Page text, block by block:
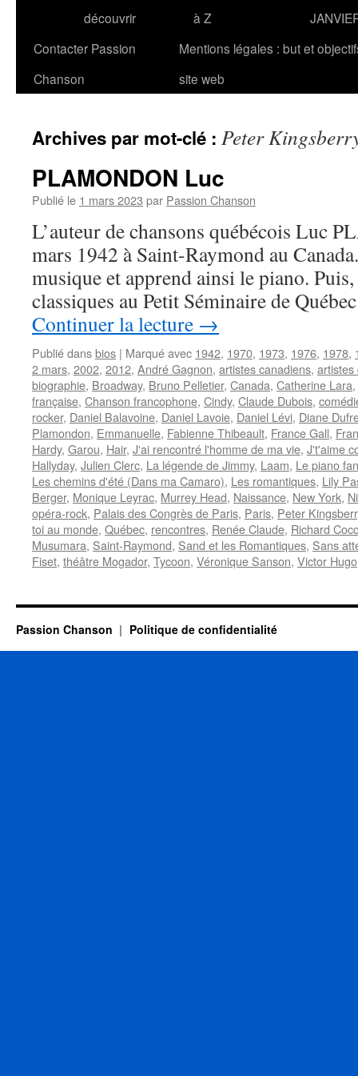
découvrir
à Z
Contacter Passion
Chanson
Mentions légales : but et
site web
Archives par mot-clé : Peter
PLAMONDON Luc
Publié le 1 mars 2023 par Passion Chanson
L’auteur de chansons québécois Luc
mars 1942 à Saint-Raymond au
musique et apprend ainsi le piano.
classiques au Petit Séminaire de
Continuer la lecture →
Publié dansbios | Marqué avec 1942, 1970, 1973, 1976, 1978,
2 mars, 2002, 2012, André Gagnon, artistes canadiens, artistes
biographie, Broadway, Bruno Pelletier, Canada, Catherine Lara,
française, Chanson francophone, Cindy, Claude Dubois,
rocker, Daniel Balavoine, Daniel Lavoie, Daniel Lévi, Diane
Plamondon, Emmanuelle, Fabienne Thibeault, France Gall,
Hardy, Garou, Hair, J'ai rencontré l'homme de ma vie, J't'aime
Hallyday, Julien Clerc, La légende de Jimmy, Laam, Le piano
Les chemins d'été (Dans ma Camaro), Les romantiques, Lily
Berger, Monique Leyrac, Murrey Head, Naissance, New York,
opéra-rock, Palais des Congrès de Paris, Paris, Peter
toi au monde, Québec, rencontres, Renée Claude, Richard
Musumara, Saint-Raymond, Sand et les Romantiques, Sans
Fiset, théâtre Mogador, Tycoon, Véronique Sanson, Victor Hugo
Passion Chanson Politique de confidentialité